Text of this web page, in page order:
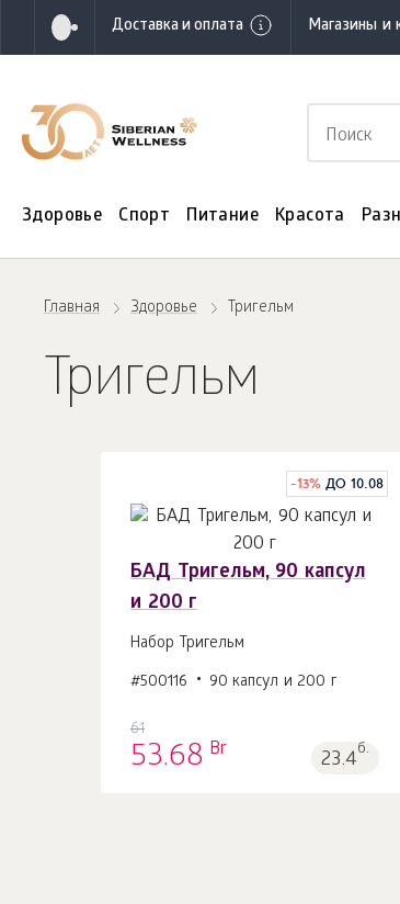
Доставка и оплата Магазины и
Здоровье Спорт Питание Красота
Главная Здоровье Тригельм
Тригельм
-13% ДО 10.08
БАД Тригельм, 90 капсул
и 200 г
Набор Тригельм
#500116 90 капсул и 200 г
61
53.68 Br 23.4б.